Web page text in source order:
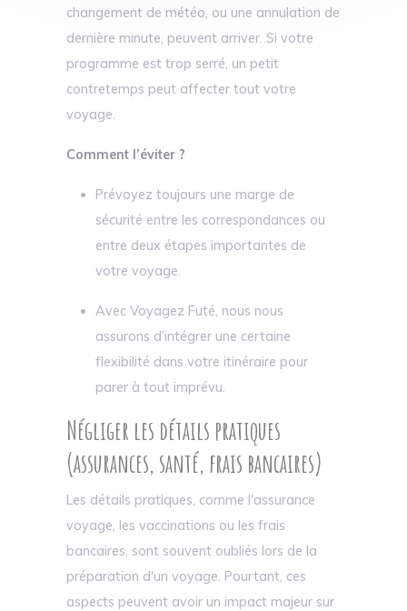
changement de météo, ou une annulation de
dernière minute, peuvent arriver. Si votre
programme est trop serré, un petit
contretemps peut affecter tout votre
voyage.
Comment l’éviter ?
Prévoyez toujours une marge de
sécurité entre les correspondances ou
entre deux étapes importantes de
votre voyage.
Avec Voyagez Futé, nous nous
assurons d’intégrer une certaine
flexibilité dans votre itinéraire pour
parer à tout imprévu.
Négliger les détails pratiques
(assurances, santé, frais bancaires)
Les détails pratiques, comme l'assurance
voyage, les vaccinations ou les frais
bancaires, sont souvent oubliés lors de la
préparation d'un voyage. Pourtant, ces
aspects peuvent avoir un impact majeur sur